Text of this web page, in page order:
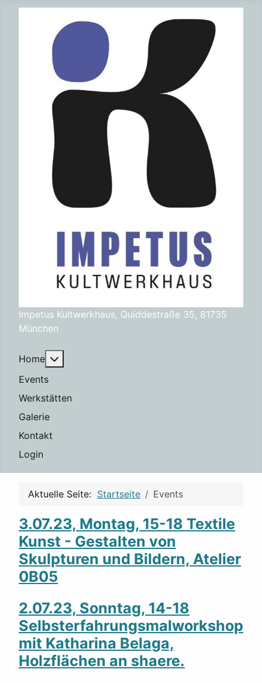
Impetus Kultwerkhaus, Quiddestraße 35, 81735
München
Home
Events
Werkstätten
Galerie
Kontakt
Login
Aktuelle Seite: Startseite Events
3.07.23, Montag, 15-18 Textile
Kunst - Gestalten von
Skulpturen und Bildern, Atelier
0B05
2.07.23, Sonntag, 14-18
Selbsterfahrungsmalworkshop
mit Katharina Belaga,
Holzflächen an shaere.